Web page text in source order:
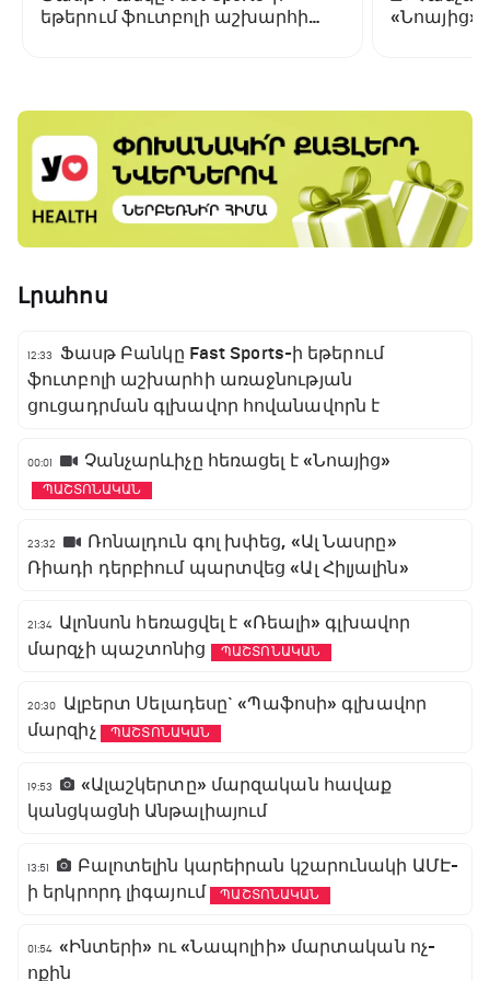
եթերում ֆուտբոլի աշխարհի
«Նոայից»
Լրահոս
12:33
Ֆասթ Բանկը Fast Sports-ի եթերում
ֆուտբոլի աշխարհի առաջնության
ցուցադրման գլխավոր հովանավորն է
00:01 Չանչարևիչը հեռացել է «Նոայից»
ՊԱՇՏՈՆԱԿԱՆ
23:32
Ռոնալդուն գոլ խփեց, «Ալ Նասրը»
Ռիադի դերբիում պարտվեց «Ալ Հիլյալին»
21:34 Ալոնսոն հեռացվել է «Ռեալի» գլխավոր
մարզչի պաշտոնից
ՊԱՇՏՈՆԱԿԱՆ
20:30
Ալբերտ Սելադեսը` «Պաֆոսի» գլխավոր
մարզիչ
ՊԱՇՏՈՆԱԿԱՆ
19:53
«Ալաշկերտը» մարզական հավաք
կանցկացնի Անթալիայում
13:51
Բալոտելին կարեիրան կշարունակի ԱՄԷ-
ի երկրորդ լիգայում
ՊԱՇՏՈՆԱԿԱՆ
01:54 «Ինտերի» ու «Նապոլիի» մարտական ոչ-
ոքին